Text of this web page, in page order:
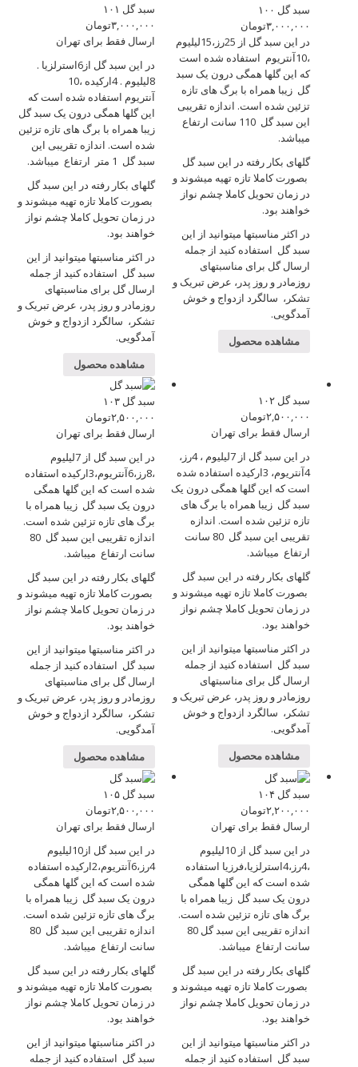
سبد گل ۱۰۰
۳,۰۰۰,۰۰۰تومان
در این سبد گل از 25رز،15لیلیوم
،10آنتریوم استفاده شده است
که این گلها همگی درون یک سبد
گل زیبا همراه با برگ های تازه
تزئین شده است. اندازه تقریبی
این سبد گل 110 سانت ارتفاع
میباشد.
گلهای بکار رفته در این سبد گل
بصورت کاملا تازه تهیه میشوند و
در زمان تحویل کاملا چشم نواز
خواهند بود.
در اکثر مناسبتها میتوانید از این
سبد گل استفاده کنید از جمله
ارسال گل برای مناسبتهای
روزمادر و روز پدر، عرض تبریک و
تشکر، سالگرد ازدواج و خوش
آمدگویی.
مشاهده محصول
سبد گل ۱۰۱
۳,۰۰۰,۰۰۰تومان
ارسال فقط برای تهران
در این سبد گل از6استرلزیا .
8لیلیوم . 4ارکیده ،10
آنتریوم استفاده شده است که
این گلها همگی درون یک سبد گل
زیبا همراه با برگ های تازه تزئین
شده است. اندازه تقریبی این
سبد گل 1 متر ارتفاع میباشد.
گلهای بکار رفته در این سبد گل
بصورت کاملا تازه تهیه میشوند و
در زمان تحویل کاملا چشم نواز
خواهند بود.
در اکثر مناسبتها میتوانید از این
سبد گل استفاده کنید از جمله
ارسال گل برای مناسبتهای
روزمادر و روز پدر، عرض تبریک و
تشکر، سالگرد ازدواج و خوش
آمدگویی.
مشاهده محصول
سبد گل ۱۰۲
۲,۵۰۰,۰۰۰تومان
ارسال فقط برای تهران
در این سبد گل از 7لیلیوم ، 4رز،
4آنتریوم، 3ارکیده استفاده شده
است که این گلها همگی درون یک
سبد گل زیبا همراه با برگ های
تازه تزئین شده است. اندازه
تقریبی این سبد گل 80 سانت
ارتفاع میباشد.
گلهای بکار رفته در این سبد گل
بصورت کاملا تازه تهیه میشوند و
در زمان تحویل کاملا چشم نواز
خواهند بود.
در اکثر مناسبتها میتوانید از این
سبد گل استفاده کنید از جمله
ارسال گل برای مناسبتهای
روزمادر و روز پدر، عرض تبریک و
تشکر، سالگرد ازدواج و خوش
آمدگویی.
مشاهده محصول
سبد گل ۱۰۳
۲,۵۰۰,۰۰۰تومان
ارسال فقط برای تهران
در این سبد گل از 7لیلیوم
،8رز،6آنتریوم،3ارکیده استفاده
شده است که این گلها همگی
درون یک سبد گل زیبا همراه با
برگ های تازه تزئین شده است.
اندازه تقریبی این سبد گل 80
سانت ارتفاع میباشد.
گلهای بکار رفته در این سبد گل
بصورت کاملا تازه تهیه میشوند و
در زمان تحویل کاملا چشم نواز
خواهند بود.
در اکثر مناسبتها میتوانید از این
سبد گل استفاده کنید از جمله
ارسال گل برای مناسبتهای
روزمادر و روز پدر، عرض تبریک و
تشکر، سالگرد ازدواج و خوش
آمدگویی.
مشاهده محصول
سبد گل ۱۰۴
۲,۲۰۰,۰۰۰تومان
ارسال فقط برای تهران
در این سبد گل از 10لیلیوم
،4رز،4استرلزیا،فرزیا استفاده
شده است که این گلها همگی
درون یک سبد گل زیبا همراه با
برگ های تازه تزئین شده است.
اندازه تقریبی این سبد گل 80
سانت ارتفاع میباشد.
گلهای بکار رفته در این سبد گل
بصورت کاملا تازه تهیه میشوند و
در زمان تحویل کاملا چشم نواز
خواهند بود.
در اکثر مناسبتها میتوانید از این
سبد گل استفاده کنید از جمله
سبد گل ۱۰۵
۲,۵۰۰,۰۰۰تومان
ارسال فقط برای تهران
در این سبد گل از10لیلیوم
4رز،6آنتریوم،2ارکیده استفاده
شده است که این گلها همگی
درون یک سبد گل زیبا همراه با
برگ های تازه تزئین شده است.
اندازه تقریبی این سبد گل 80
سانت ارتفاع میباشد.
گلهای بکار رفته در این سبد گل
بصورت کاملا تازه تهیه میشوند و
در زمان تحویل کاملا چشم نواز
خواهند بود.
در اکثر مناسبتها میتوانید از این
سبد گل استفاده کنید از جمله